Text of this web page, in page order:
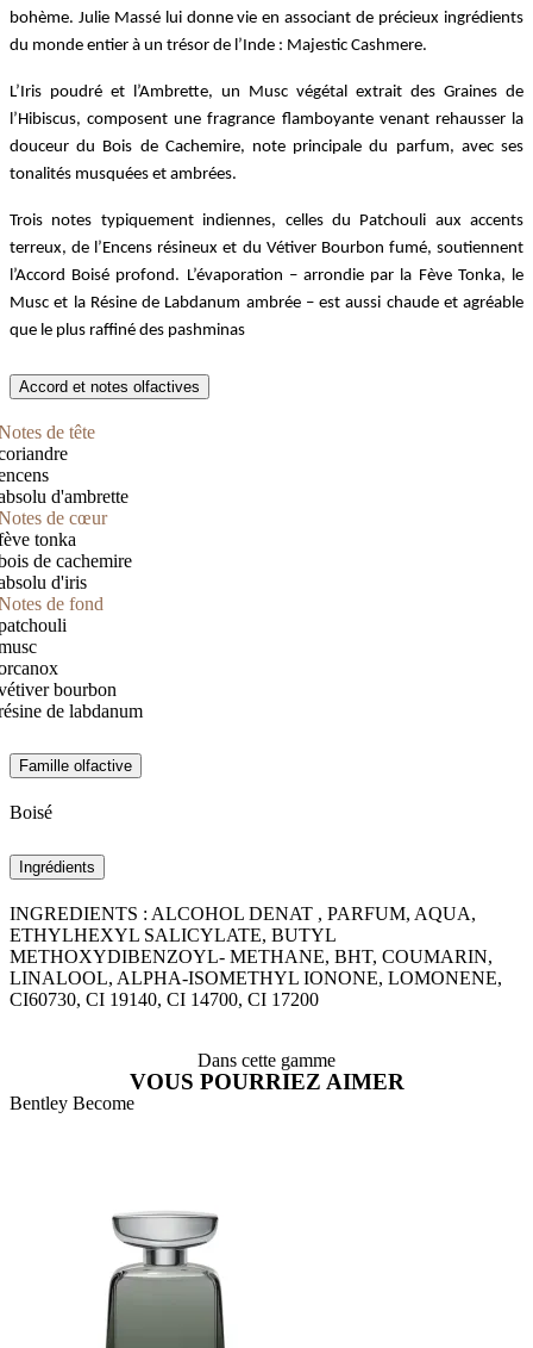
bohème. Julie Massé lui donne vie en associant de précieux ingrédients
du monde entier à un trésor de l’Inde : Majestic Cashmere.
L’Iris poudré et l’Ambrette, un Musc végétal extrait des Graines de
l’Hibiscus, composent une fragrance flamboyante venant rehausser la
douceur du Bois de Cachemire, note principale du parfum, avec ses
tonalités musquées et ambrées.
Trois notes typiquement indiennes, celles du Patchouli aux accents
terreux, de l’Encens résineux et du Vétiver Bourbon fumé, soutiennent
l’Accord Boisé profond. L’évaporation – arrondie par la Fève Tonka, le
Musc et la Résine de Labdanum ambrée – est aussi chaude et agréable
que le plus raffiné des pashminas
Accord et notes olfactives
de tête
d'ambrette
de cœur
tonka
de cachemire
d'iris
de fond
bourbon
de labdanum
Famille olfactive
Boisé
Ingrédients
INGREDIENTS : ALCOHOL DENAT , PARFUM, AQUA,
ETHYLHEXYL SALICYLATE, BUTYL
METHOXYDIBENZOYL- METHANE, BHT, COUMARIN,
LINALOOL, ALPHA-ISOMETHYL IONONE, LOMONENE,
CI60730, CI 19140, CI 14700, CI 17200
Dans cette gamme
VOUS POURRIEZ AIMER
Bentley Become